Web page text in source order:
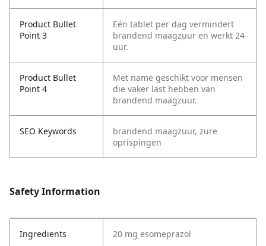
Product Bullet
Point 3
Eén tablet per dag vermindert
brandend maagzuur en werkt 24
uur.
Product Bullet
Point 4
Met name geschikt voor mensen
die vaker last hebben van
brandend maagzuur.
SEO Keywords
brandend maagzuur, zure
oprispingen
Safety Information
Ingredients 20 mg esomeprazol